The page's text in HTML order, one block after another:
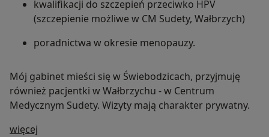
kwalifikacji do szczepień przeciwko HPV
(szczepienie możliwe w CM Sudety, Wałbrzych)
poradnictwa w okresie menopauzy.
Mój gabinet mieści się w Świebodzicach, przyjmuję
również pacjentki w Wałbrzychu - w Centrum
Medycznym Sudety. Wizyty mają charakter prywatny.
więcej